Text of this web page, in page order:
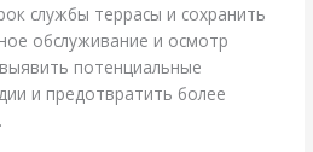
службы террасы и сохранить
обслуживание и осмотр
потенциальные
и предотвратить более